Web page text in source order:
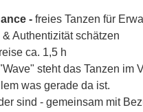
- freies Tanzen für
& Authentizität schätzen
ca. 1,5 h
steht das Tanzen im
was gerade da ist.
sind - gemeinsam mit